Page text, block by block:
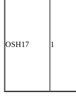
OSH17 1